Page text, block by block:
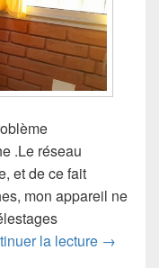
.Le réseau
et de ce fait
mon appareil ne
la lecture →